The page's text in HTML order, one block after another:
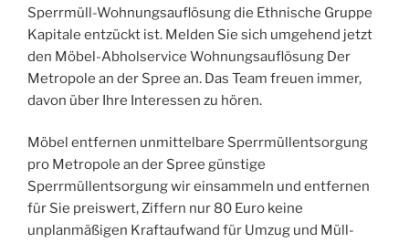
Sperrmüll-Wohnungsauflösung die Ethnische Gruppe
Kapitale entzückt ist. Melden Sie sich umgehend jetzt
den Möbel-Abholservice Wohnungsauflösung Der
Metropole an der Spree an. Das Team freuen immer,
davon über Ihre Interessen zu hören.
Möbel entfernen unmittelbare Sperrmüllentsorgung
pro Metropole an der Spree günstige
Sperrmüllentsorgung wir einsammeln und entfernen
für Sie preiswert, Ziffern nur 80 Euro keine
unplanmäßigen Kraftaufwand für Umzug und Müll-